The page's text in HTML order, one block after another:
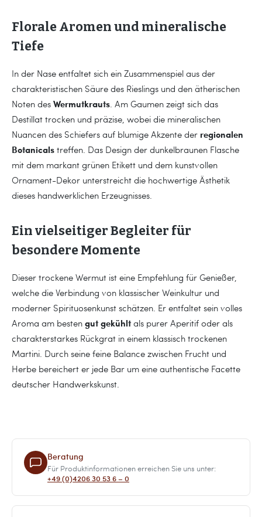
Florale Aromen und mineralische
Tiefe
In der Nase entfaltet sich ein Zusammenspiel aus der
charakteristischen Säure des Rieslings und den ätherischen
Noten des Wermutkrauts . Am Gaumen zeigt sich das
Destillat trocken und präzise, wobei die mineralischen
Nuancen des Schiefers auf blumige Akzente der regionalen
Botanicals treffen. Das Design der dunkelbraunen Flasche
mit dem markant grünen Etikett und dem kunstvollen
Ornament-Dekor unterstreicht die hochwertige Ästhetik
dieses handwerklichen Erzeugnisses.
Ein vielseitiger Begleiter für
besondere Momente
Dieser trockene Wermut ist eine Empfehlung für Genießer,
welche die Verbindung von klassischer Weinkultur und
moderner Spirituosenkunst schätzen. Er entfaltet sein volles
Aroma am besten gut gekühltals purer Aperitif oder als
charakterstarkes Rückgrat in einem klassisch trockenen
Martini. Durch seine feine Balance zwischen Frucht und
Herbe bereichert er jede Bar um eine authentische Facette
deutscher Handwerkskunst.
Beratung
Für Produktinformationen erreichen Sie uns unter:
+49 (0)4206 30 53 6 – 0